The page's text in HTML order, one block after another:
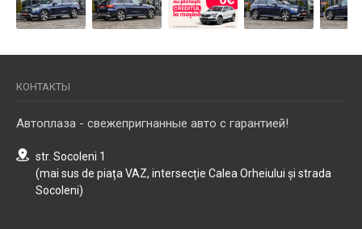
КОНТАКТЫ
Автоплаза - свежепригнанные авто с гарантией!
str. Socoleni 1
(mai sus de piața VAZ, intersecție Calea Orheiului și strada
Socoleni)